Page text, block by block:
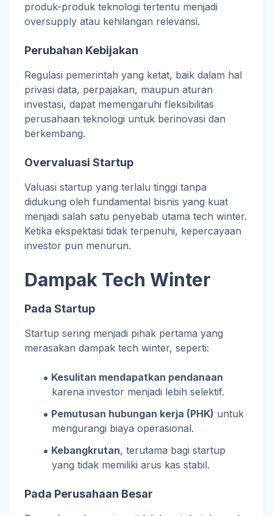
produk-produk teknologi tertentu menjadi
oversupply atau kehilangan relevansi.
Perubahan Kebijakan
Regulasi pemerintah yang ketat, baik dalam hal
privasi data, perpajakan, maupun aturan
investasi, dapat memengaruhi fleksibilitas
perusahaan teknologi untuk berinovasi dan
berkembang.
Overvaluasi Startup
Valuasi startup yang terlalu tinggi tanpa
didukung oleh fundamental bisnis yang kuat
menjadi salah satu penyebab utama tech winter.
Ketika ekspektasi tidak terpenuhi, kepercayaan
investor pun menurun.
Dampak Tech Winter
Pada Startup
Startup sering menjadi pihak pertama yang
merasakan dampak tech winter, seperti:
Kesulitan mendapatkan pendanaan
karena investor menjadi lebih selektif.
Pemutusan hubungan kerja (PHK) untuk
mengurangi biaya operasional.
Kebangkrutan, terutama bagi startup
yang tidak memiliki arus kas stabil.
Pada Perusahaan Besar